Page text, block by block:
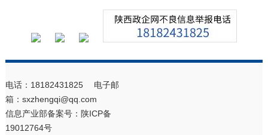
电话：18182431825 电子邮
箱：sxzhengqi@qq.com
信息产业部备案号： 陕ICP备
19012764号